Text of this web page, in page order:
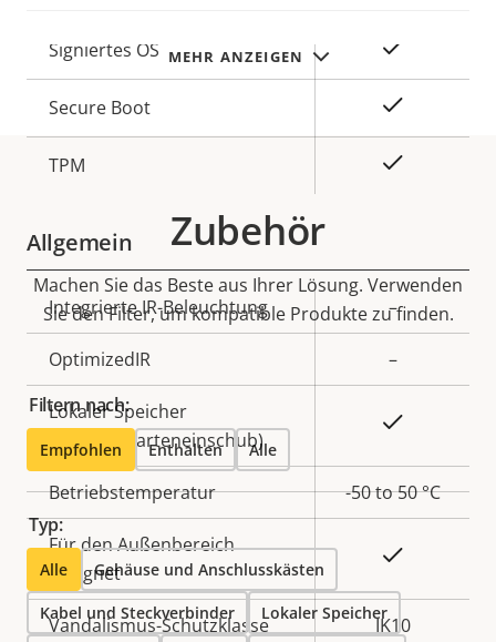
MEHR ANZEIGEN
Eigentumsbeschreibung Eigentumswert
Signiertes OS
Secure Boot
TPM
Allgemein
Eigentumsbeschreibung Eigentumswert
Integrierte IR-Beleuchtung –
OptimizedIR –
Lokaler Speicher
(Speicherkarteneinschub)
Betriebstemperatur -50 to 50 °C
Für den Außenbereich
geeignet
Vandalismus-Schutzklasse IK10
Zubehör
Machen Sie das Beste aus Ihrer Lösung. Verwenden
Sie den Filter, um kompatible Produkte zu finden.
Filtern nach:
Empfohlen Enthalten Alle
Typ:
Alle Gehäuse und Anschlusskästen
Kabel und Steckverbinder Lokaler Speicher